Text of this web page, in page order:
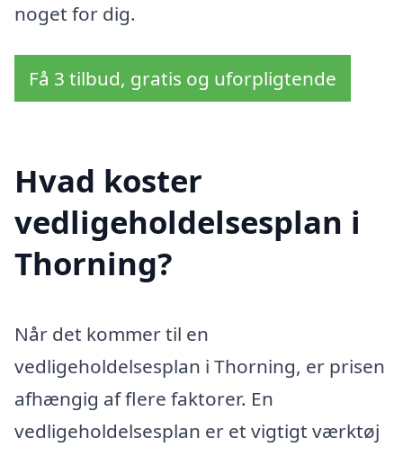
noget for dig.
Få 3 tilbud, gratis og uforpligtende
Hvad koster
vedligeholdelsesplan i
Thorning?
Når det kommer til en
vedligeholdelsesplan i Thorning, er prisen
afhængig af flere faktorer. En
vedligeholdelsesplan er et vigtigt værktøj